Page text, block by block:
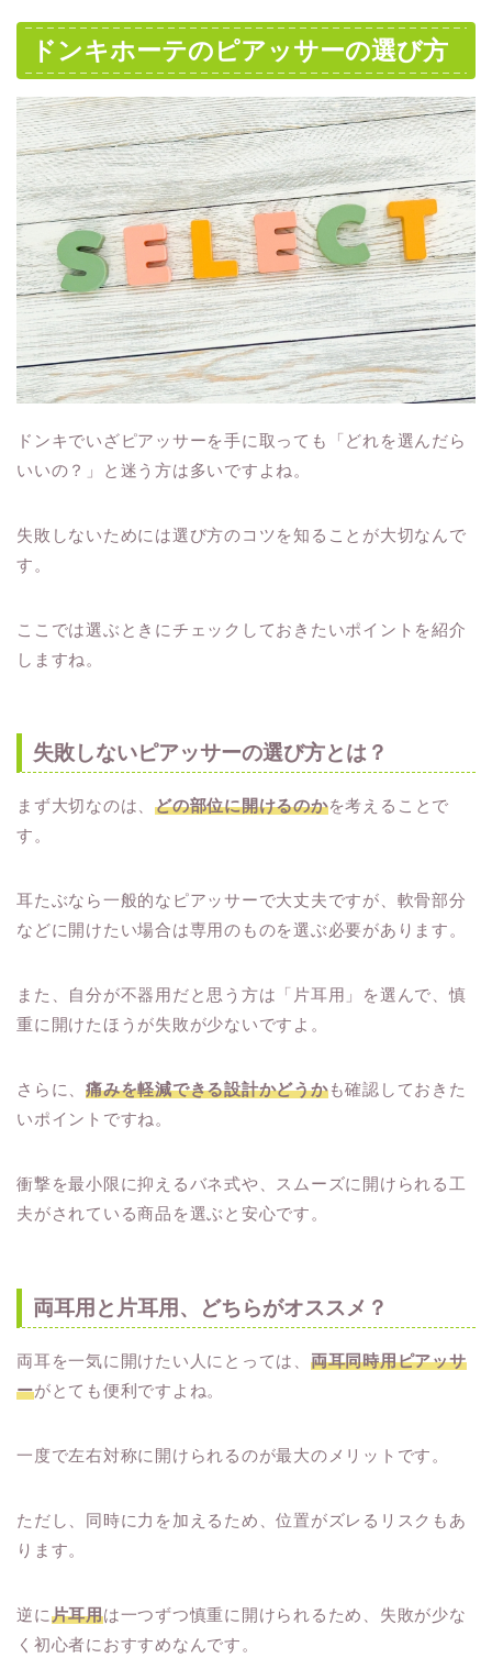
ドンキホーテのピアッサーの選び方
ドンキでいざピアッサーを手に取っても「どれを選んだら
いいの？」と迷う方は多いですよね。
失敗しないためには選び方のコツを知ることが大切なんで
す。
ここでは選ぶときにチェックしておきたいポイントを紹介
しますね。
失敗しないピアッサーの選び方とは？
まず大切なのは、どの部位に開けるのかを考えることで
す。
耳たぶなら一般的なピアッサーで大丈夫ですが、軟骨部分
などに開けたい場合は専用のものを選ぶ必要があります。
また、自分が不器用だと思う方は「片耳用」を選んで、慎
重に開けたほうが失敗が少ないですよ。
さらに、痛みを軽減できる設計かどうかも確認しておきた
いポイントですね。
衝撃を最小限に抑えるバネ式や、スムーズに開けられる工
夫がされている商品を選ぶと安心です。
両耳用と片耳用、どちらがオススメ？
両耳を一気に開けたい人にとっては、 両耳同時用ピアッサ
ーがとても便利ですよね。
一度で左右対称に開けられるのが最大のメリットです。
ただし、同時に力を加えるため、位置がズレるリスクもあ
ります。
逆に片耳用は一つずつ慎重に開けられるため、失敗が少な
く初心者におすすめなんです。